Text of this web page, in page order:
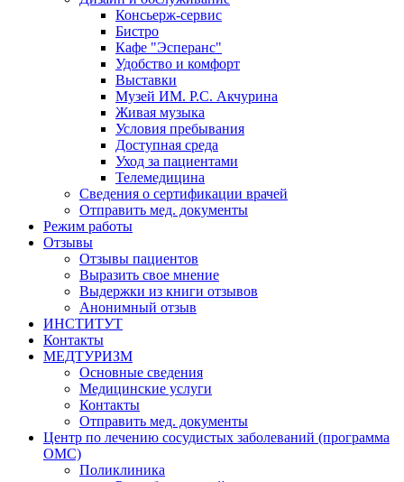
Консьерж-сервис
Бистро
Кафе "Эсперанс"
Удобство и комфорт
Выставки
Музей ИМ. Р.С. Акчурина
Живая музыка
Условия пребывания
Доступная среда
Уход за пациентами
Телемедицина
Сведения о сертификации врачей
Отправить мед. документы
Режим работы
Отзывы
Отзывы пациентов
Выразить свое мнение
Выдержки из книги отзывов
Анонимный отзыв
ИНСТИТУТ
Контакты
МЕДТУРИЗМ
Основные сведения
Медицинские услуги
Контакты
Отправить мед. документы
Центр по лечению сосудистых заболеваний (программа
ОМС)
Поликлиника